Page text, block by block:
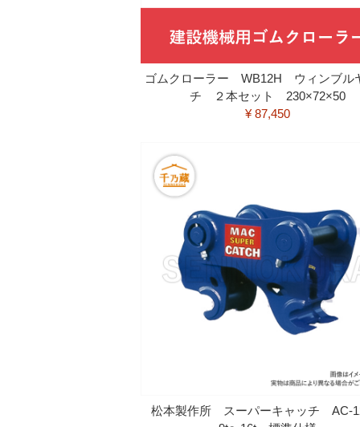
ゴムクローラー WB12H ウィンブル
チ ２本セット 230×72×50
¥ 87,450
松本製作所 スーパーキャッチ